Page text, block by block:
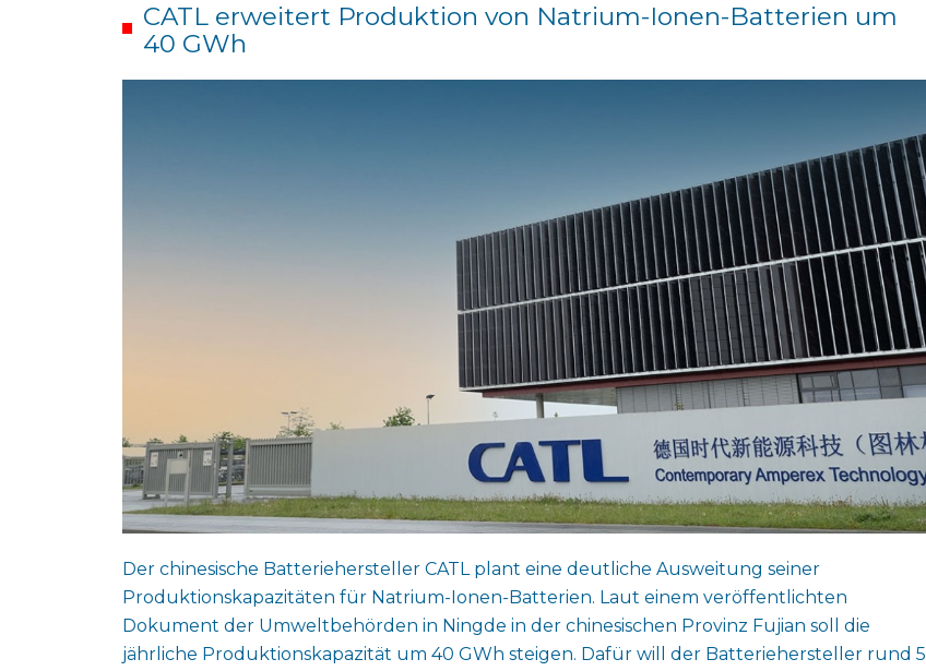
CATL erweitert Produktion von Natrium-Ionen-Batterien um
40 GWh
Der chinesische Batteriehersteller CATL plant eine deutliche Ausweitung seiner
Produktionskapazitäten für Natrium-Ionen-Batterien. Laut einem veröffentlichten
Dokument der Umweltbehörden in Ningde in der chinesischen Provinz Fujian soll die
jährliche Produktionskapazität um 40 GWh steigen. Dafür will der Batteriehersteller rund 5